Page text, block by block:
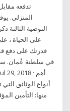
تدفعه
المنزلي.
التوصية الثالثة
قدرتك على دفع
أنواع الوثائق
منها: التأمين